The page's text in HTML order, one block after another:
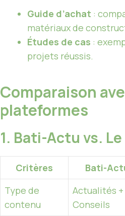
Guide d’achat :
matériaux de
Études de cas :
projets réussis.
Comparaison
plateformes
1. Bati-Actu vs.
Critères Bati-
Type de
contenu
Actualités +
Conseils